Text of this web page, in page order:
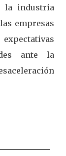
la industria
empresas
ante la